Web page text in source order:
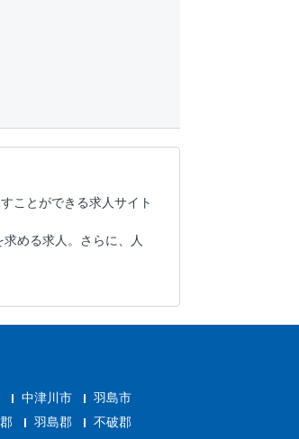
ことができる求人サイト
める求人。さらに、人
中津川市
羽島市
羽島郡 不破郡